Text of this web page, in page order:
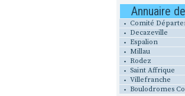
Annuaire
Comité
Decazeville
Espalion
Millau
Rodez
Saint Affrique
Villefranche
Boulodromes